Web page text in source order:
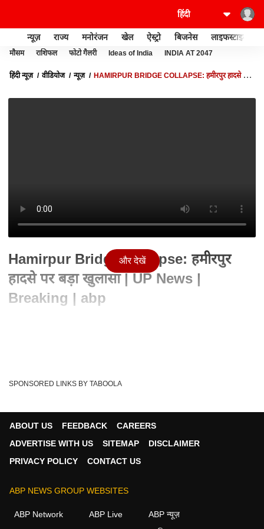
न्यूज़ राज्य मनोरंजन खेल ऐस्ट्रो बिजनेस लाइफस्टाइल
मौसम राशिफल फोटो गैलरी Ideas of India INDIA AT 2047
हिंदी न्यूज़ वीडियोज न्यूज़
HAMIRPUR BRIDGE COLLAPSE: हमीरपुर हादसे पर
Hamirpur Bridge Collapse: हमीरपुर
हादसे पर बड़ा खुलासा | UP News |
Breaking | abp
Written By :एबीपी न्यूज़ डेस्क
29 May 2026 03:23 PM (IST)
और देखें
SPONSORED LINKS BY TABOOLA
ABOUT US FEEDBACK
CAREERS
ADVERTISE WITH US
SITEMAP
DISCLAIMER
PRIVACY POLICY
CONTACT US
ABP NEWS GROUP WEBSITES
ABP Network ABP Live
ABP न्यूज़